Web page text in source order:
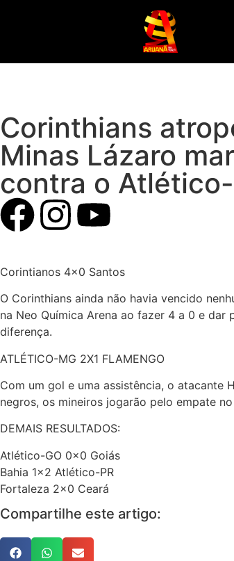
Corinthians
Minas Lázaro
contra o
Corintianos 4×0 Santos
O Corinthians ainda não havia vencido
na Neo Química Arena ao fazer 4 a 0 e
diferença.
ATLÉTICO-MG 2X1 FLAMENGO
Com um gol e uma assistência, o
negros, os mineiros jogarão pelo empate
DEMAIS RESULTADOS:
Atlético-GO 0x0 Goiás
Bahia 1×2 Atlético-PR
Fortaleza 2×0 Ceará
Compartilhe este artigo: